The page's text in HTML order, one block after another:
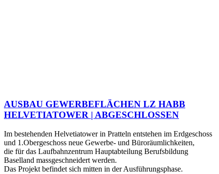
AUSBAU GEWERBEFLÄCHEN LZ HABB
HELVETIATOWER | ABGESCHLOSSEN
Im bestehenden Helvetiatower in Pratteln entstehen im Erdgeschoss
und 1.Obergeschoss neue Gewerbe- und Büroräumlichkeiten,
die für das Laufbahnzentrum Hauptabteilung Berufsbildung
Baselland massgeschneidert werden.
Das Projekt befindet sich mitten in der Ausführungsphase.